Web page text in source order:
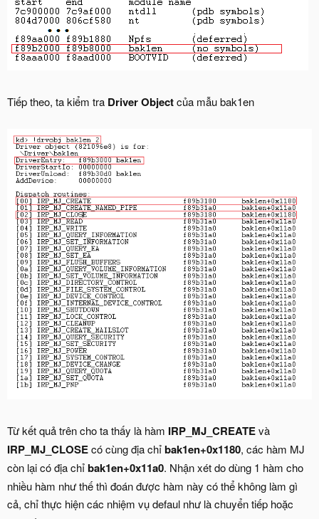
Tiếp theo, ta kiểm tra Driver Objectcủa mẫu bak1en
Từ kết quả trên cho ta thấy là hàm IRP_MJ_CREATEvà
IRP_MJ_CLOSEcó cùng địa chỉbak1en+0x1180, các hàm MJ
còn lại có địa chỉbak1en+0x11a0. Nhận xét do dùng 1 hàm cho
nhiều hàm như thế thì đoán được hàm này có thể không làm gì
cả, chỉ thực hiện các nhiệm vụ defaul như là chuyển tiếp hoặc